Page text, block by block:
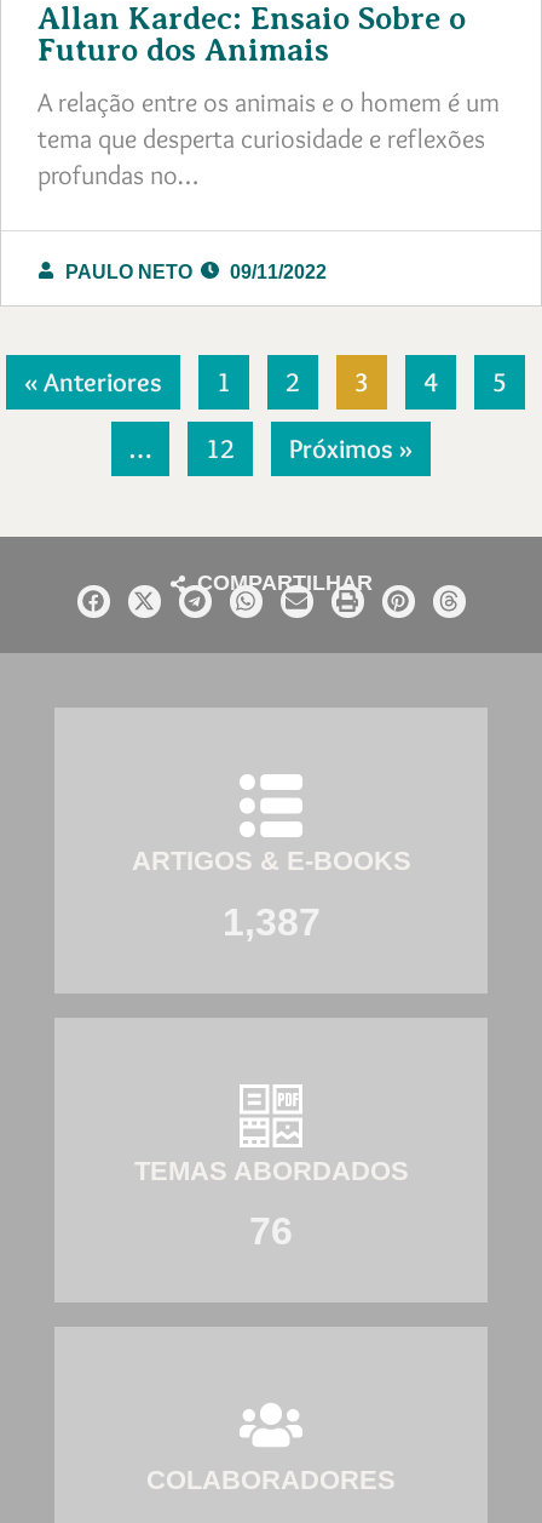
Allan Kardec: Ensaio Sobre o
Futuro dos Animais
A relação entre os animais e o homem é um
tema que desperta curiosidade e reflexões
profundas no…
PAULO NETO 09/11/2022
« Anteriores 1 2 3 4 5
… 12 Próximos »
COMPARTILHAR
ARTIGOS & E-BOOKS
1,387
TEMAS ABORDADOS
76
COLABORADORES